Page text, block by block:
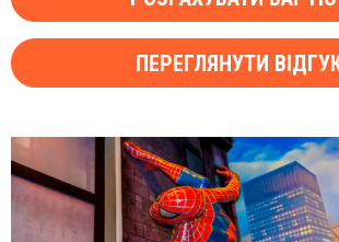
ПЕРЕГЛЯНУТИ